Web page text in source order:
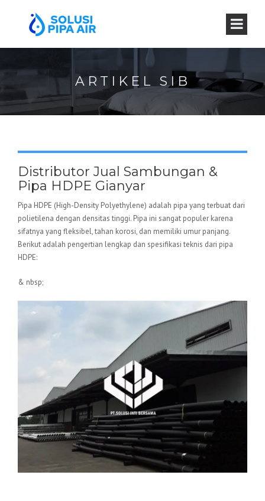
ARTIKEL SIB
Distributor Jual Sambungan &
Pipa HDPE Gianyar
Pipa HDPE (High-Density Polyethylene) adalah pipa yang terbuat dari
polietilena dengan densitas tinggi. Pipa ini sangat populer karena
sifatnya yang fleksibel, tahan korosi, dan memiliki umur panjang.
Berikut adalah pengertian lengkap dan spesifikasi teknis dari pipa
HDPE:
& nbsp;